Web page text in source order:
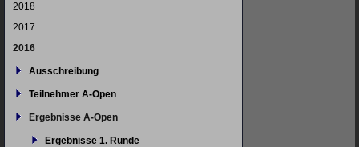
2018
2017
2016
Ausschreibung
Teilnehmer A-Open
Ergebnisse A-Open
Ergebnisse 1. Runde